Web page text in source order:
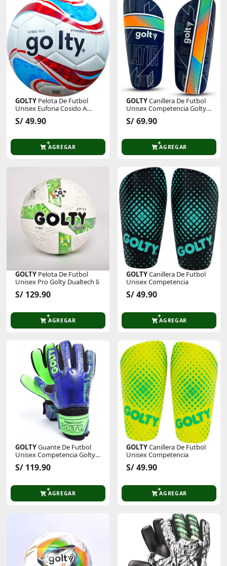
GOLTY Pelota De Futbol
Unisex Euforia Cosido A
Maquina
S/ 49.90
AGREGAR
GOLTYCanillera De Futbol
Unisex Competencia Golty
Latir
S/ 69.90
AGREGAR
GOLTY Pelota De Futbol
Unisex Pro Golty Dualtech Ii
S/ 129.90
AGREGAR
GOLTYCanillera De Futbol
Unisex Competencia
S/ 49.90
AGREGAR
GOLTYGuante De Futbol
Unisex Competencia Golty
Titan Keeper
S/ 119.90
AGREGAR
GOLTYCanillera De Futbol
Unisex Competencia
S/ 49.90
AGREGAR